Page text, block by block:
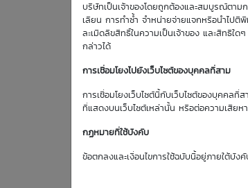
บริษัทเป็นเจ้าของโดยถูกต้องและสมบูรณ์ตาม
เลียน การทำซ้ำ จำหน่ายจ่ายแจกหรือนำไป
ละเมิดลิขสิทธิ์ในความเป็นเจ้าของ และสิทธิ
กล่าวได้
การเชื่อมโยงไปยังเว็บไซต์ของบุคคลที่สาม
การเชื่อมโยงเว็บไซต์นี้กับเว็บไซต์ของบุคคล
ที่แสดงบนเว็บไซต์เหล่านั้น หรือต่อความเสียห
กฏหมายที่ใช้บังคับ
ข้อตกลงและเงื่อนไขการใช้ฉบับนี้อยู่ภายใต้บัง
ตารางเสนอซื้อคืน
STGT
Bid | Offer